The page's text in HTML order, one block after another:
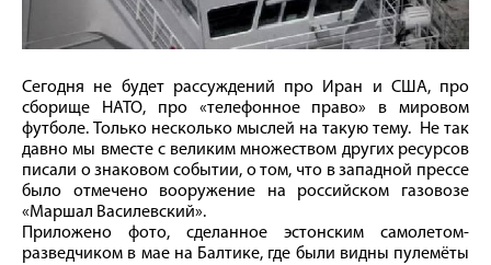
Сегодня не будет рассуждений про Иран и США, про
сборище НАТО, про «телефонное право» в мировом
футболе. Только несколько мыслей на такую тему. Не так
давно мы вместе с великим множеством других ресурсов
писали о знаковом событии, о том, что в западной прессе
было отмечено вооружение на российском газовозе
«Маршал Василевский».
Приложено фото, сделанное эстонским самолетом-
разведчиком в мае на Балтике, где были видны пулемёты